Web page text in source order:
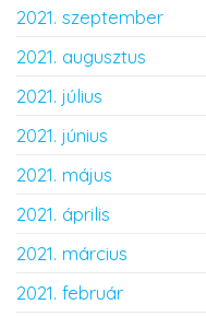
2021. szeptember
2021. augusztus
2021. július
2021. június
2021. május
2021. április
2021. március
2021. február